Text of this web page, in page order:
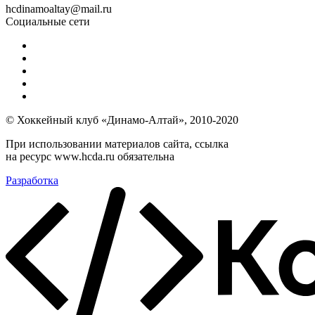
hcdinamoaltay@mail.ru
Социальные сети
© Хоккейный клуб «Динамо-Алтай», 2010-2020
При использовании материалов сайта, ссылка
на ресурс www.hcda.ru обязательна
Разработка